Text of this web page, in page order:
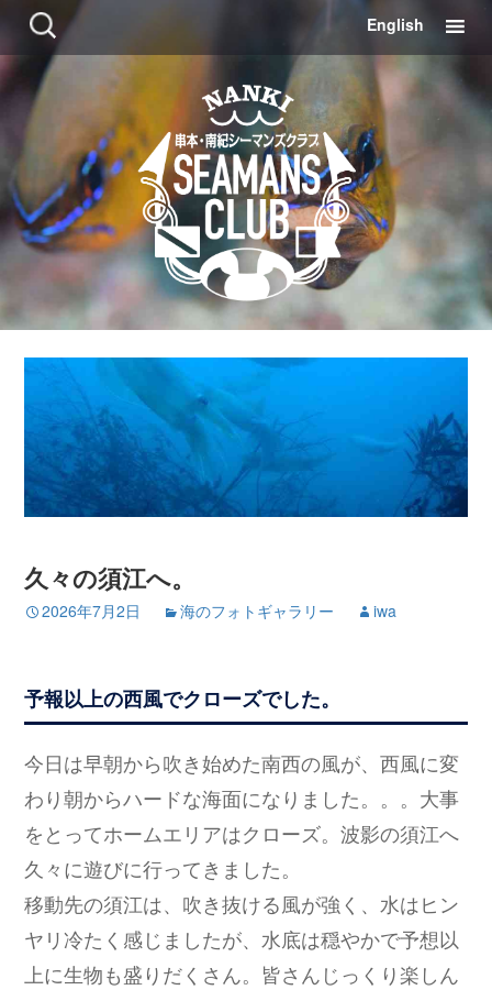
検
索:
コ
ン
ツ
に
English
久々の須江へ。
2026年7月2日 海のフォトギャラリー iwa
予報以上の西風でクローズでした。
今日は早朝から吹き始めた南西の風が、西風に変
わり朝からハードな海面になりました。。。大事
をとってホームエリアはクローズ。波影の須江へ
久々に遊びに行ってきました。
移動先の須江は、吹き抜ける風が強く、水はヒン
ヤリ冷たく感じましたが、水底は穏やかで予想以
上に生物も盛りだくさん。皆さんじっくり楽しん